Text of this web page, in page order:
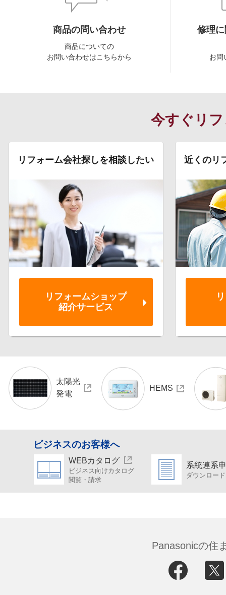
商品の問い合わせ
商品についての
お問い合わせはこちらから
修理
お問
今すぐリ
リフォーム会社探しを相談したい
リフォームショップ
紹介サービス
近くのリ
太陽光
発電
HEMS
ビジネスのお客様へ
WEBカタログ
ビジネス向けカタログ
閲覧・請求
系統連系
ダウンロード
Panasonicの住